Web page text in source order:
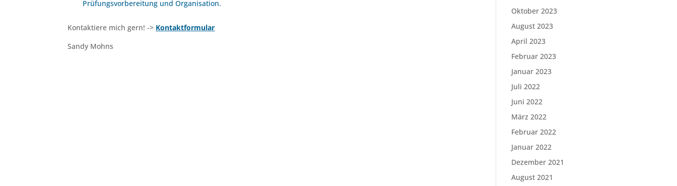
Prüfungsvorbereitung und Organisation.
Kontaktiere mich gern! -> Kontaktformular
Sandy Mohns
Oktober 2023
August 2023
April 2023
Februar 2023
Januar 2023
Juli 2022
Juni 2022
März 2022
Februar 2022
Januar 2022
Dezember 2021
August 2021